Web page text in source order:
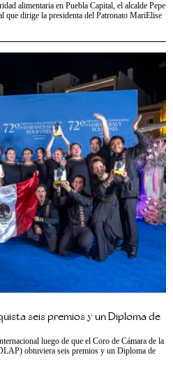
alimentaria en Puebla Capital, el alcalde Pepe
que dirige la presidenta del Patronato MariElise
seis premios y un Diploma de
luego de que el Coro de Cámara de la
obtuviera seis premios y un Diploma de